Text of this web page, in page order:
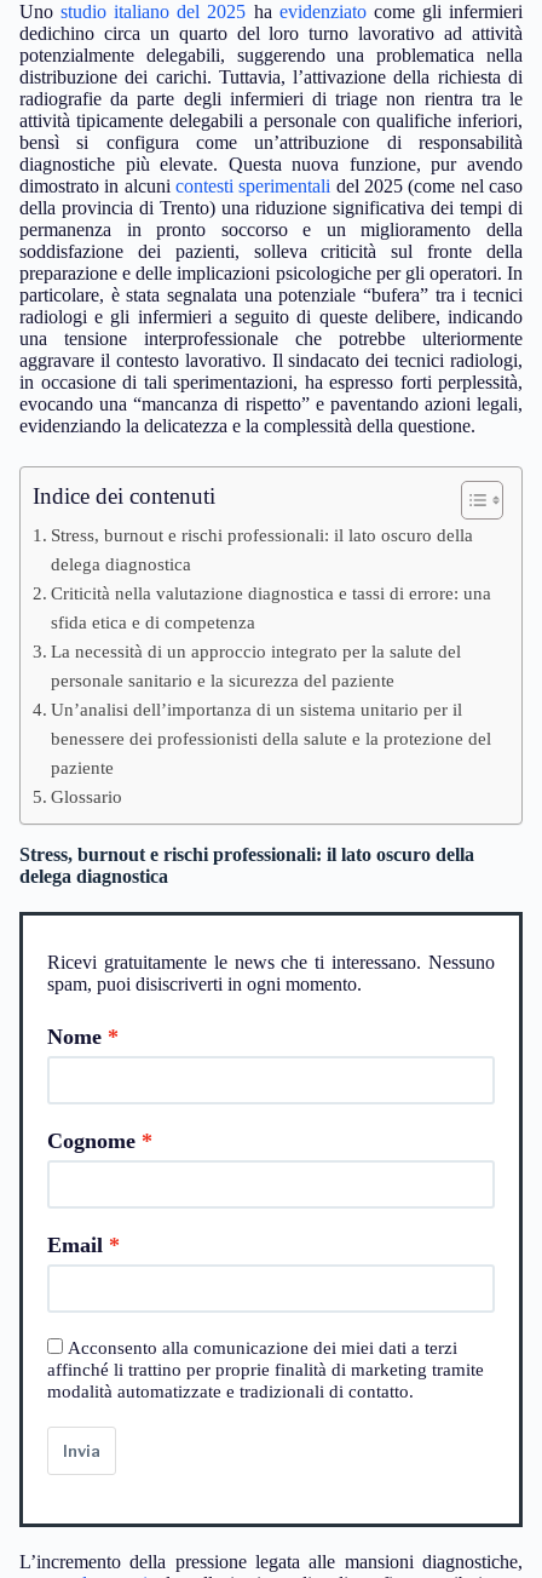
Unostudio italiano del 2025 ha evidenziatocome gli infermieri
dedichino circa un quarto del loro turno lavorativo ad attività
potenzialmente delegabili, suggerendo una problematica nella
distribuzione dei carichi. Tuttavia, l’attivazione della richiesta di
radiografie da parte degli infermieri di triage non rientra tra le
attività tipicamente delegabili a personale con qualifiche inferiori,
bensì si configura come un’attribuzione di responsabilità
diagnostiche più elevate. Questa nuova funzione, pur avendo
dimostrato in alcuni contesti sperimentali del 2025 (come nel caso
della provincia di Trento) una riduzione significativa dei tempi di
permanenza in pronto soccorso e un miglioramento della
soddisfazione dei pazienti, solleva criticità sul fronte della
preparazione e delle implicazioni psicologiche per gli operatori. In
particolare, è stata segnalata una potenziale “bufera” tra i tecnici
radiologi e gli infermieri a seguito di queste delibere, indicando
una tensione interprofessionale che potrebbe ulteriormente
aggravare il contesto lavorativo. Il sindacato dei tecnici radiologi,
in occasione di tali sperimentazioni, ha espresso forti perplessità,
evocando una “mancanza di rispetto” e paventando azioni legali,
evidenziando la delicatezza e la complessità della questione.
Indice dei contenuti
Stress, burnout e rischi professionali: il lato oscuro della
delega diagnostica
Criticità nella valutazione diagnostica e tassi di errore: una
sfida etica e di competenza
La necessità di un approccio integrato per la salute del
personale sanitario e la sicurezza del paziente
Un’analisi dell’importanza di un sistema unitario per il
benessere dei professionisti della salute e la protezione del
paziente
Glossario
Stress, burnout e rischi professionali: il lato oscuro della
delega diagnostica
Ricevi gratuitamente le news che ti interessano. Nessuno
spam, puoi disiscriverti in ogni momento.
Nome
Cognome
Email
Acconsento alla comunicazione dei miei dati a terzi
affinché li trattino per proprie finalità di marketing tramite
modalità automatizzate e tradizionali di contatto.
Invia
L’incremento della pressione legata alle mansioni diagnostiche,